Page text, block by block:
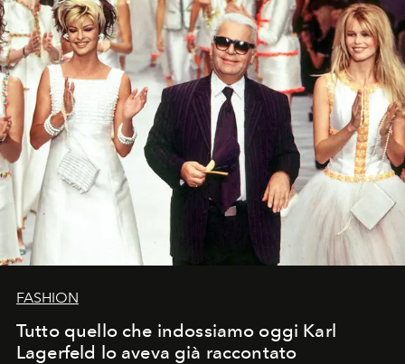
FASHION
Tutto quello che indossiamo oggi Karl
Lagerfeld lo aveva già raccontato